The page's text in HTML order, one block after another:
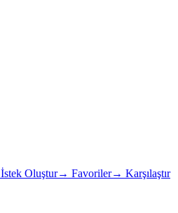
İstek Oluştur→ Favoriler→ Karşılaştır